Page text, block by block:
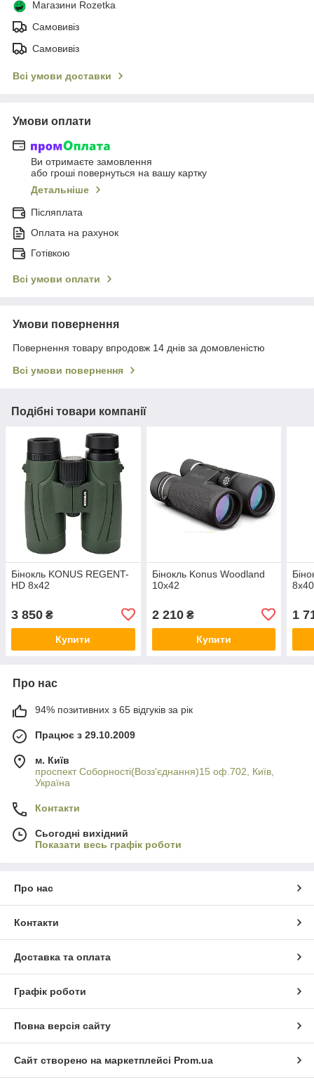
Магазини Rozetka
Самовивіз
Самовивіз
Всі умови доставки
Умови оплати
Ви отримаєте замовлення
або гроші повернуться на вашу картку
Детальніше
Післяплата
Оплата на рахунок
Готівкою
Всі умови оплати
Умови повернення
Повернення товару впродовж 14 днів за домовленістю
Всі умови повернення
Подібні товари компанії
Бінокль KONUS REGENT-
HD 8x42
3 850 ₴
Купити
Бінокль Konus Woodland
10x42
2 210₴
Купити
1
Про нас
94% позитивних з 65 відгуків за рік
Працює з 29.10.2009
м. Київ
проспект Соборності(Возз'єднання)15 оф.702, Київ,
Україна
Контакти
Сьогодні вихідний
Показати весь графік роботи
Про нас
Контакти
Доставка та оплата
Графік роботи
Повна версія сайту
Сайт створено на маркетплейсі Prom.ua